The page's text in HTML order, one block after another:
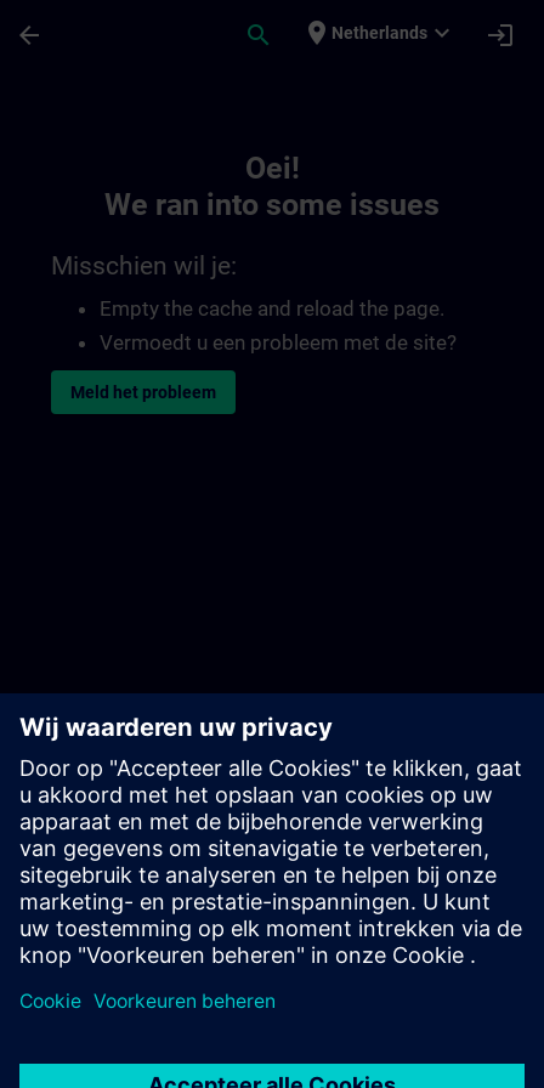
arrow_back search place Netherlands expand_more login
Oei!
We ran into some issues
Misschien wil je:
Empty the cache and reload the page.
Vermoedt u een probleem met de site?
Meld het probleem